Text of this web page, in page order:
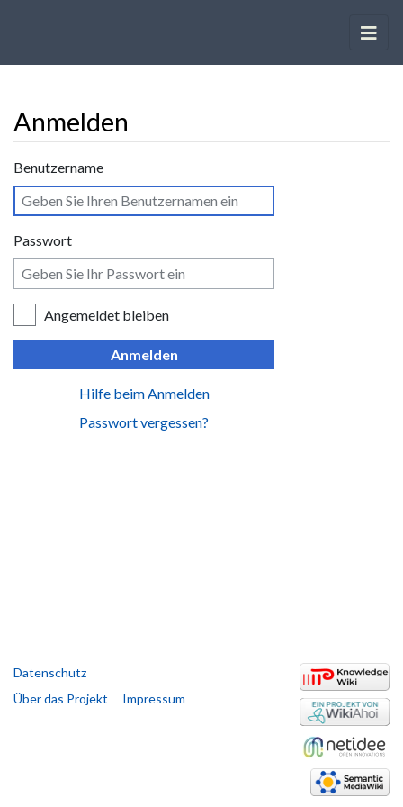
Anmelden
Wechseln zu:Navigation
Benutzername
Passwort
Angemeldet bleiben
Anmelden
Hilfe beim Anmelden
Passwort vergessen?
Datenschutz
Über das Projekt
Impressum